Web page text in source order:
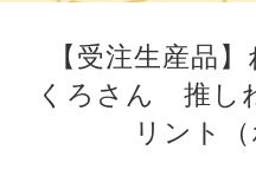
【受注生産品
くろさん 推し
リント（